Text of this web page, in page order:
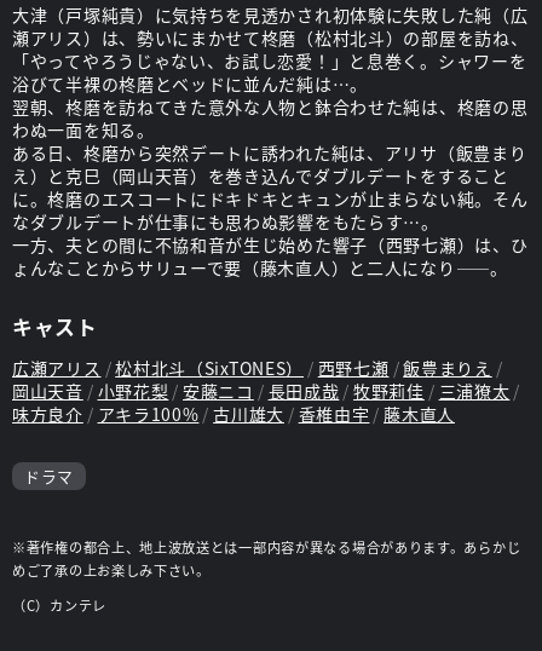
大津（戸塚純貴）に気持ちを見透かされ初体験に失敗した純（広
瀬アリス）は、勢いにまかせて柊磨（松村北斗）の部屋を訪ね、
「やってやろうじゃない、お試し恋愛！」と息巻く。シャワーを
浴びて半裸の柊磨とベッドに並んだ純は…。
翌朝、柊磨を訪ねてきた意外な人物と鉢合わせた純は、柊磨の思
わぬ一面を知る。
ある日、柊磨から突然デートに誘われた純は、アリサ（飯豊まり
え）と克巳（岡山天音）を巻き込んでダブルデートをすること
に。柊磨のエスコートにドキドキとキュンが止まらない純。そん
なダブルデートが仕事にも思わぬ影響をもたらす…。
一方、夫との間に不協和音が生じ始めた響子（西野七瀬）は、ひ
ょんなことからサリューで要（藤木直人）と二人になり——。
キャスト
広瀬アリス 松村北斗（SixTONES） 西野七瀬
飯豊まりえ
岡山天音
小野花梨 安藤ニコ 長田成哉 牧野莉佳
三浦獠太
味方良介
アキラ100% 古川雄大 香椎由宇 藤木直人
ドラマ
※著作権の都合上、地上波放送とは一部内容が異なる場合があります。あらかじ
めご了承の上お楽しみ下さい。
（C）カンテレ